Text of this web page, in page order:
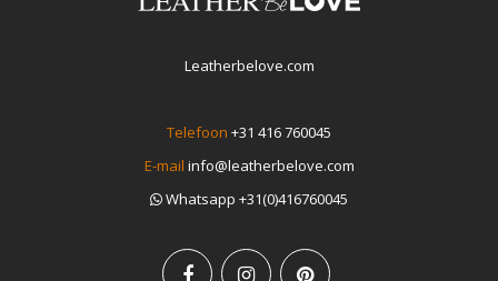
Leatherbelove.com
Telefoon +31 416 760045
E-mail info@leatherbelove.com
Whatsapp +31(0)416760045